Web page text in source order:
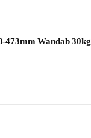
473mm Wandab 30kg